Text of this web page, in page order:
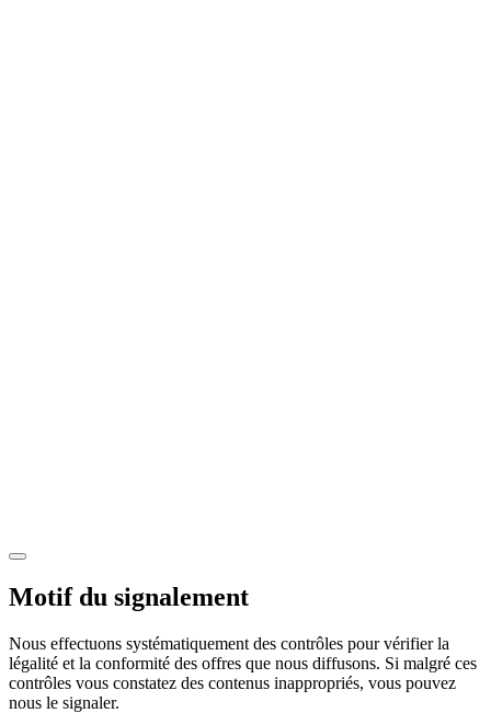
Motif du signalement
Nous effectuons systématiquement des contrôles pour vérifier la
légalité et la conformité des offres que nous diffusons. Si malgré ces
contrôles vous constatez des contenus inappropriés, vous pouvez
nous le signaler.